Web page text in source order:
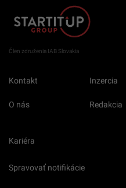
Člen združenia IAB Slovakia
Kontakt Inzercia
O nás Redakcia
Kariéra
Spravovať notifikácie